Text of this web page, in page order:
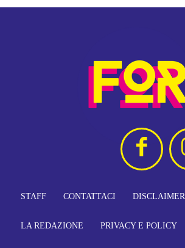
STAFF CONTATTACI DISCLAIMER
LA REDAZIONE PRIVACY E POLICY